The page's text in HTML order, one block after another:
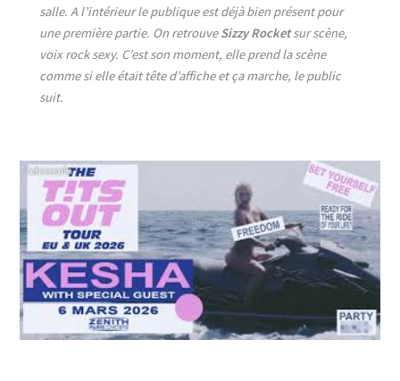
salle. A l’intérieur le publique est déjà bien présent pour
une première partie. On retrouveSizzy Rocketsur scène,
voix rock sexy. C’est son moment, elle prend la scène
comme si elle était tête d’affiche et ça marche, le public
suit.